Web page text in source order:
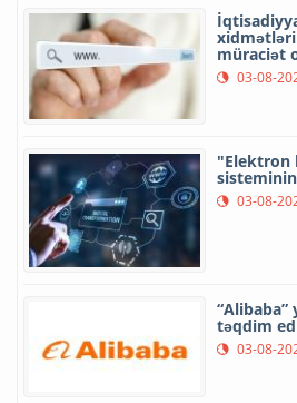
müraciət
03-08-
"Elektron
03-08-
təqdim
03-08-